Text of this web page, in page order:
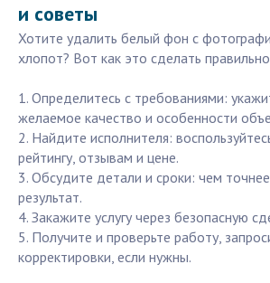
и советы
Хотите удалить белый фон с
хлопот? Вот как это сделать
1. Определитесь с требованиями:
желаемое качество и особенности
2. Найдите исполнителя:
рейтингу, отзывам и цене.
3. Обсудите детали и сроки: чем
результат.
4. Закажите услугу через безопасную
5. Получите и проверьте работу,
корректировки, если нужны.